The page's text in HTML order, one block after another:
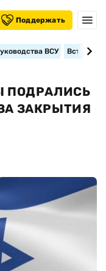
Поддержать
ВСУ
ПОДРАЛИСЬ
ЗАКРЫТИЯ